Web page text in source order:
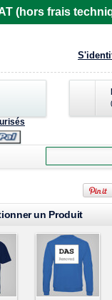
(hors frais
un Produit